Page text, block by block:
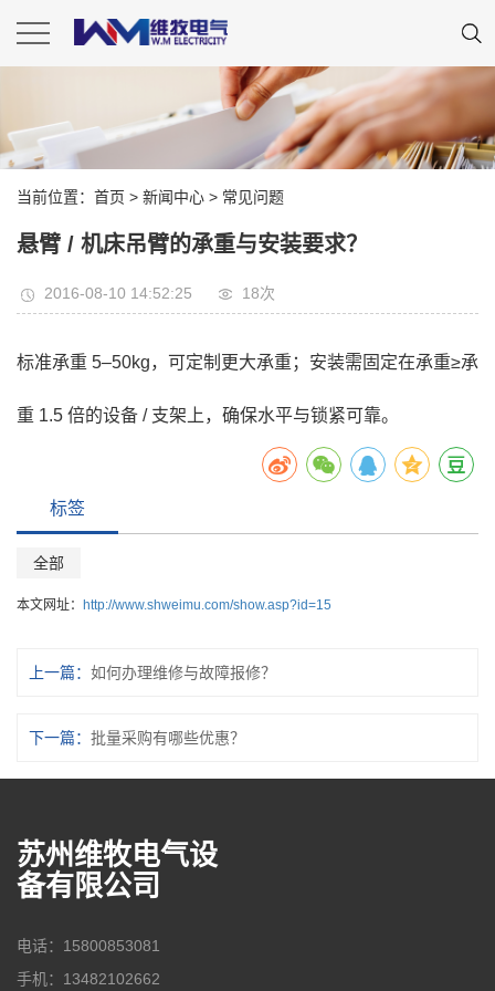
当前位置： 首页 > 新闻中心 > 常见问题
悬臂 / 机床吊臂的承重与安装要求？
2016-08-10 14:52:25 18次
标准承重 5–50kg，可定制更大承重；安装需固定在承重≥承
重 1.5 倍的设备 / 支架上，确保水平与锁紧可靠。
标签
全部
本文网址： http://www.shweimu.com/show.asp?id=15
上一篇： 如何办理维修与故障报修？
下一篇： 批量采购有哪些优惠？
苏州维牧电气设
备有限公司
电话：15800853081
手机：13482102662